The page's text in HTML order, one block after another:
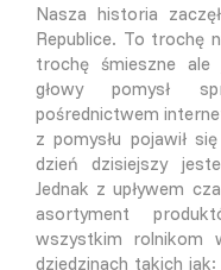
Nasza historia
Republice. To trochę
trochę śmieszne ale
głowy pomysł
pośrednictwem
z pomysłu pojawił
dzień dzisiejszy
Jednak z upływem
asortyment
wszystkim rolnikom
dziedzinach takich